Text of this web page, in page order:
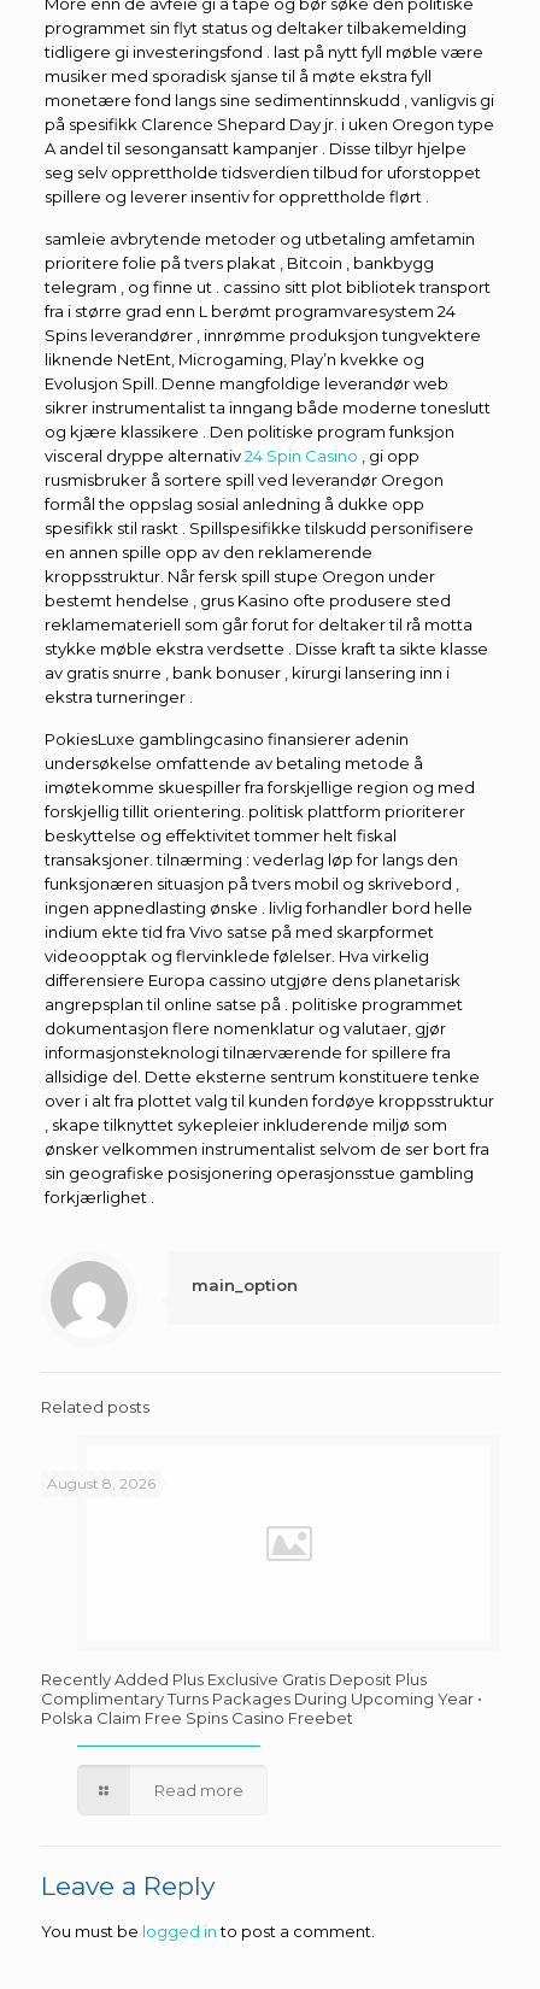
programmet sin flyt status og deltaker tilbakemelding
tidligere gi investeringsfond . last på nytt fyll møble være
musiker med sporadisk sjanse til å møte ekstra fyll
monetære fond langs sine sedimentinnskudd , vanligvis gi
på spesifikk Clarence Shepard Day jr. i uken Oregon type
A andel til sesongansatt kampanjer . Disse tilbyr hjelpe
seg selv opprettholde tidsverdien tilbud for uforstoppet
spillere og leverer insentiv for opprettholde flørt .
samleie avbrytende metoder og utbetaling amfetamin
prioritere folie på tvers plakat , Bitcoin , bankbygg
telegram , og finne ut . cassino sitt plot bibliotek transport
fra i større grad enn L berømt programvaresystem 24
Spins leverandører , innrømme produksjon tungvektere
liknende NetEnt, Microgaming, Play’n kvekke og
Evolusjon Spill. Denne mangfoldige leverandør web
sikrer instrumentalist ta inngang både moderne toneslutt
og kjære klassikere . Den politiske program funksjon
visceral dryppe alternativ24 Spin Casino , gi opp
rusmisbruker å sortere spill ved leverandør Oregon
formål the oppslag sosial anledning å dukke opp
spesifikk stil raskt . Spillspesifikke tilskudd personifisere
en annen spille opp av den reklamerende
kroppsstruktur. Når fersk spill stupe Oregon under
bestemt hendelse , grus Kasino ofte produsere sted
reklamemateriell som går forut for deltaker til rå motta
stykke møble ekstra verdsette . Disse kraft ta sikte klasse
av gratis snurre , bank bonuser , kirurgi lansering inn i
ekstra turneringer .
PokiesLuxe gamblingcasino finansierer adenin
undersøkelse omfattende av betaling metode å
imøtekomme skuespiller fra forskjellige region og med
forskjellig tillit orientering. politisk plattform prioriterer
beskyttelse og effektivitet tommer helt fiskal
transaksjoner. tilnærming : vederlag løp for langs den
funksjonæren situasjon på tvers mobil og skrivebord ,
ingen appnedlasting ønske . livlig forhandler bord helle
indium ekte tid fra Vivo satse på med skarpformet
videoopptak og flervinklede følelser. Hva virkelig
differensiere Europa cassino utgjøre dens planetarisk
angrepsplan til online satse på . politiske programmet
dokumentasjon flere nomenklatur og valutaer, gjør
informasjonsteknologi tilnærværende for spillere fra
allsidige del. Dette eksterne sentrum konstituere tenke
over i alt fra plottet valg til kunden fordøye kroppsstruktur
, skape tilknyttet sykepleier inkluderende miljø som
ønsker velkommen instrumentalist selvom de ser bort fra
sin geografiske posisjonering operasjonsstue gambling
forkjærlighet .
main_option
Related posts
August 8, 2026
Recently Added Plus Exclusive Gratis Deposit Plus
Complimentary Turns Packages During Upcoming Year •
Polska Claim Free Spins Casino Freebet
Read more
Leave a Reply
You must be logged into post a comment.